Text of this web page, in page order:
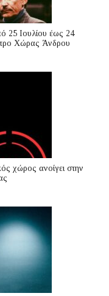
25 Ιουλίου έως 24
Χώρας Άνδρου
χώρος ανοίγει στην